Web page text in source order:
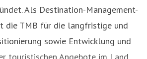
Als Destination-Management-
die TMB für die langfristige und
sowie Entwicklung und
touristischen Angebote im Land